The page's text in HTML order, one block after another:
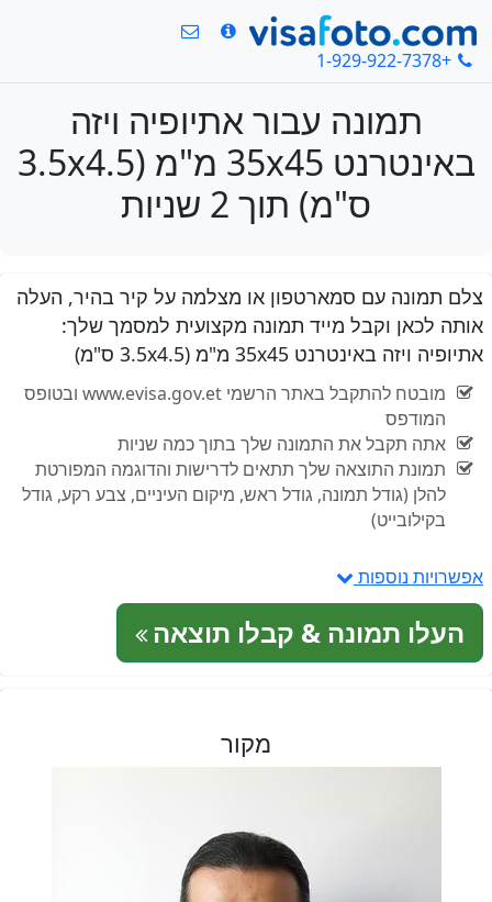
+1-929-922-7378
תמונה עבור אתיופיה ויזה
באינטרנט 35x45 מ"מ (3.5x4.5
ס"מ) תוך 2 שניות
צלם תמונה עם סמארטפון או מצלמה על קיר בהיר, העלה
אותה לכאן וקבל מייד תמונה מקצועית למסמך שלך:
אתיופיה ויזה באינטרנט 35x45 מ"מ (3.5x4.5 ס"מ)
מובטח להתקבל באתר הרשמי www.evisa.gov.et ובטופס
המודפס
אתה תקבל את התמונה שלך בתוך כמה שניות
תמונת התוצאה שלך תתאים לדרישות והדוגמה המפורטת
להלן (גודל תמונה, גודל ראש, מיקום העיניים, צבע רקע, גודל
בקילובייט)
אפשרויות נוספות
העלו תמונה & קבלו תוצאה
מקור